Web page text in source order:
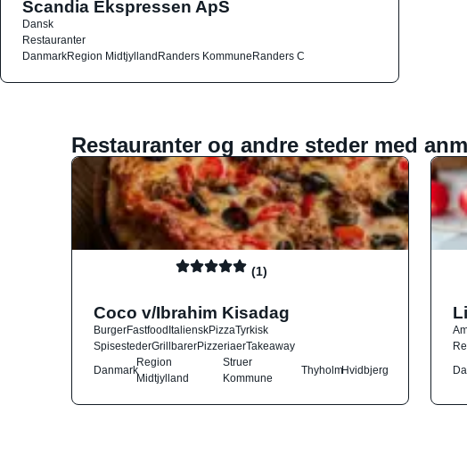
Scandia Ekspressen ApS
Dansk
Restauranter
DanmarkRegion MidtjyllandRanders KommuneRanders C
Restauranter og andre steder med
(1)
Coco v/Ibrahim Kisadag
BurgerFastfoodItalienskPizzaTyrkisk
SpisestederGrillbarerPizzeriaerTakeaway
Danmark
Region
Midtjylland
Struer
Kommune
ThyholmHvidbjerg